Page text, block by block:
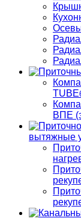
TUBE
ВПЕ
вытяжные